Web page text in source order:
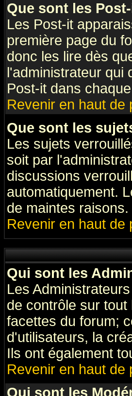
Que sont les
Les Post-it
première page du
donc les lire dès
l'administrateur qui
Post-it dans
Revenir en haut de
Que sont les
Les sujets
soit par
discussions
automatiquement.
de maintes raisons.
Revenir en haut de
Qui sont les
Les
de contrôle sur
facettes du forum;
d'utilisateurs, la
Ils ont également
Revenir en haut de
Qui sont les